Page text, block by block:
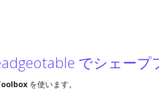
でシェープ
を使います。